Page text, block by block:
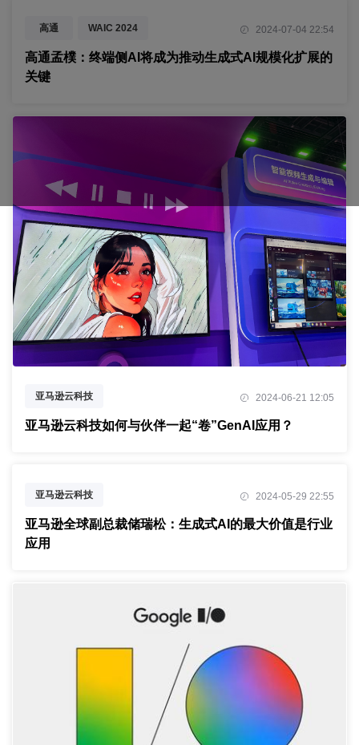
高通 WAIC 2024
2024世界人工智能大会 端侧AI
生成式AI
2024-07-04 22:54
高通孟樸：终端侧AI将成为推动生成式AI规模化扩展的
关键
亚马逊云科技
亚马逊云科技中国峰会 生成式AI
2024-06-21 12:05
亚马逊云科技如何与伙伴一起“卷”GenAI应用？
亚马逊云科技
亚马逊云科技中国峰会 生成式AI
AI
2024-05-29 22:55
亚马逊全球副总裁储瑞松：生成式AI的最大价值是行业
应用